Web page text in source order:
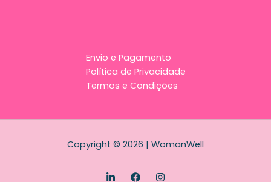
Envio e Pagamento
Política de Privacidade
Termos e Condições
Copyright © 2026 | WomanWell